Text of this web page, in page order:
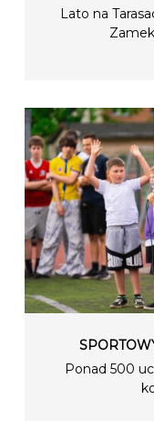
Lato na
Ponad 500